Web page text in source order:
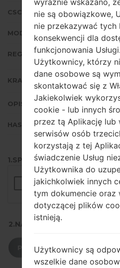
CSC WERSJA
MODEM/CP WERSJA
REGION
KRAJ
OPIS
HASH
1.SPRAWDŹ RECAPTCHA
2.NACIŚNIJ, ABY POBRAĆ
POBIERZ
wyraźnie wskazano,
nie są obowiązkowe,
nie przekazywać tych
konsekwencji dla
funkcjonowania Usługi.
Użytkownicy, którzy
dane osobowe są
skontaktować się z
Jakiekolwiek
cookie - lub innych
przez tą Aplikację lub
serwisów osób
korzystają z tej
świadczenie Usług
Użytkownika do
jakichkolwiek innych
tym dokumencie oraz
dotyczącej plików
istnieją.
Użytkownicy są
wszelkie dane